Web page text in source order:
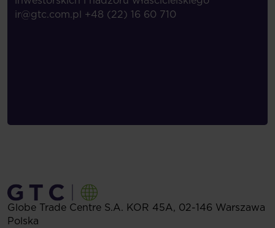
ir@gtc.com.pl +48 (22) 16 60 710
Globe Trade Centre S.A. KOR 45A, 02-146 Warszawa
Polska